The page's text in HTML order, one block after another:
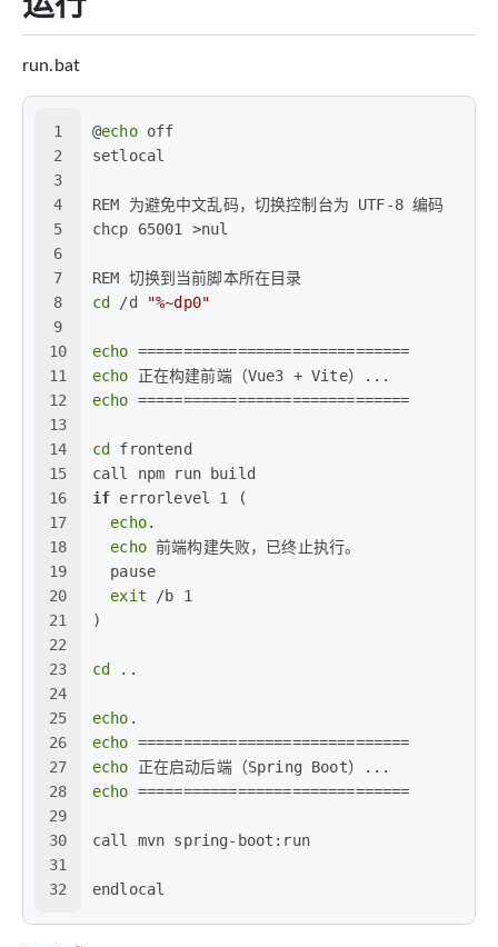
run.bat
1
2
3
4
5
6
7
8
9
10
11
12
13
14
15
16
17
18
19
20
21
22
23
24
25
26
27
28
29
30
31
32
@echo off
setlocal
REM 为避免中文乱码，切换控制台为 UTF-8 编码
chcp 65001 >nul
REM 切换到当前脚本所在目录
cd /d "%~dp0"
echo ==============================
echo 正在构建前端（Vue3 + Vite）...
echo ==============================
cd frontend
call npm run build
if errorlevel 1 (
echo.
echo 前端构建失败，已终止执行。
  pause
exit /b 1
)
cd ..
echo .
echo ==============================
echo 正在启动后端（Spring Boot）...
echo ==============================
call mvn spring-boot:run
endlocal